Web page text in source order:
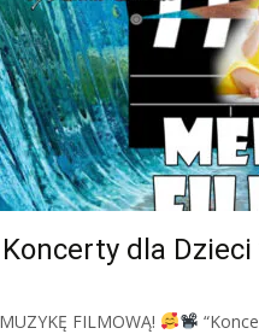
Koncerty dla
FILMOWĄ!